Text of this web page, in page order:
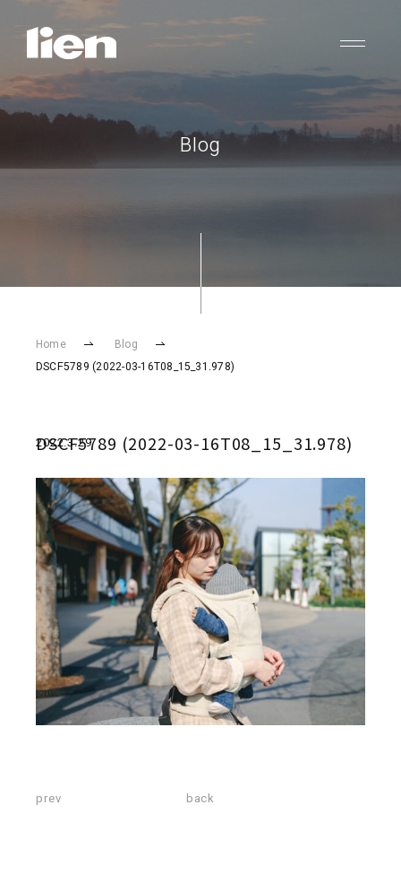
Blog
Home
Blog
DSCF5789 (2022-03-16T08_15_31.978)
2022.3.29
DSCF5789 (2022-03-16T08_15_31.978)
prev back